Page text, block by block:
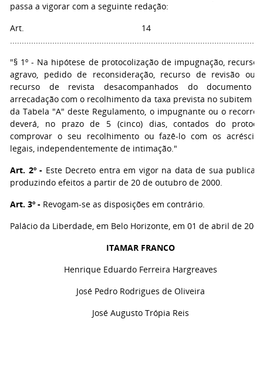
passa a vigorar com a seguinte redação:
Art. 14
"§ 1º - Na hipótese de protocolização de impugnação, recurso
agravo, pedido de reconsideração, recurso de revisão ou
recurso de revista desacompanhados do documento
arrecadação com o recolhimento da taxa prevista no subitem
da Tabela "A" deste Regulamento, o impugnante ou o
deverá, no prazo de 5 (cinco) dias, contados do
comprovar o seu recolhimento ou fazê-lo com os
legais, independentemente de intimação."
Art. 2º - Este Decreto entra em vigor na data de sua
produzindo efeitos a partir de 20 de outubro de 2000.
Art. 3º - Revogam-se as disposições em contrário.
Palácio da Liberdade, em Belo Horizonte, em 01 de abril de
ITAMAR FRANCO
Henrique Eduardo Ferreira Hargreaves
José Pedro Rodrigues de Oliveira
José Augusto Trópia Reis